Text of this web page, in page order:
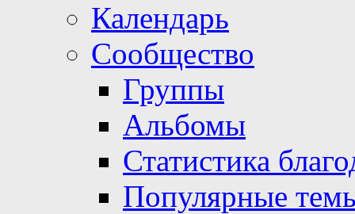
Календарь
Сообщество
Группы
Альбомы
Статистика
Популярные